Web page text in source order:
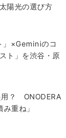
陽光の選び方
」×Geminiのコ
ト」を渋谷・原
用？ ONODERA
重ね」